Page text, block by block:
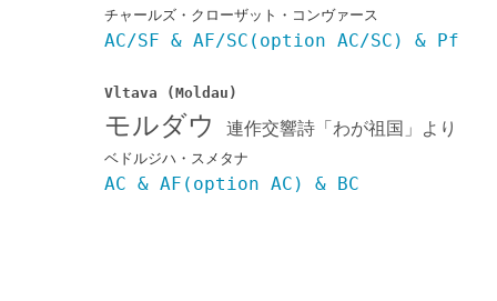
チャールズ・クローザット・コンヴァース
AC/SF & AF/SC(option AC/SC) & Pf
Vltava (Moldau)
モルダウ 連作交響詩「わが祖国」より
ベドルジハ・スメタナ
AC & AF(option AC) & BC